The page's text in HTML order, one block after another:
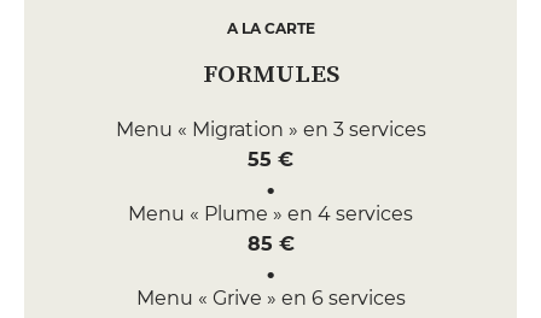
A LA CARTE
FORMULES
Menu « Migration » en 3 services
55 €
Menu « Plume » en 4 services
85 €
Menu « Grive » en 6 services